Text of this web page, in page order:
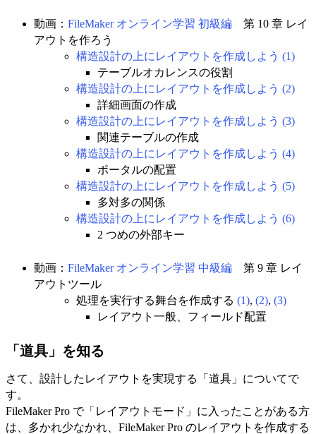
動画： FileMaker オンライン学習 初級編 第 10 章 レイ
アウトを作ろう
構造設計の上にレイアウトを作成しよう (1)
テーブルオカレンスの役割
構造設計の上にレイアウトを作成しよう (2)
詳細画面の作成
構造設計の上にレイアウトを作成しよう (3)
関連テーブルの作成
構造設計の上にレイアウトを作成しよう (4)
ポータルの配置
構造設計の上にレイアウトを作成しよう (5)
多対多の関係
構造設計の上にレイアウトを作成しよう (6)
2 つめの外部キー
動画： FileMaker オンライン学習 中級編 第 9 章 レイ
アウトツール
処理を実行する舞台を作成する (1), (2), (3)
レイアウト一般、フィールド配置
「道具」を知る
さて、設計したレイアウトを実現する「道具」についてで
す。
FileMaker Pro で「レイアウトモード」に入ったことがある方
は、多かれ少なかれ、FileMaker Pro のレイアウトを作成する